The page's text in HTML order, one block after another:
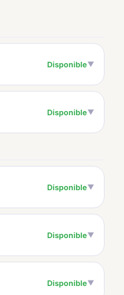
Disponible▼
Disponible▼
Disponible▼
Disponible▼
Disponible▼